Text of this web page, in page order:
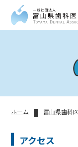
ホーム 富山県歯科
アクセス